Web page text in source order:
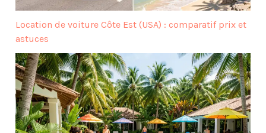
Location de voiture Côte Est (USA) : comparatif prix et
astuces